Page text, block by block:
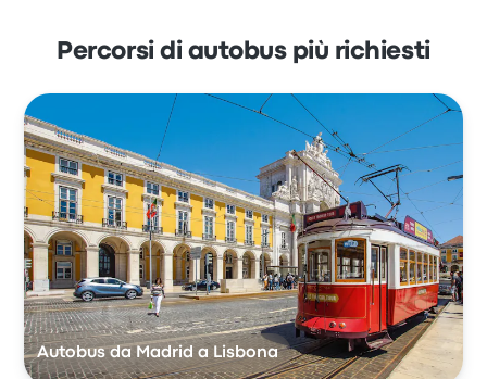
Percorsi di autobus più richiesti
Autobus da Madrid a Lisbona